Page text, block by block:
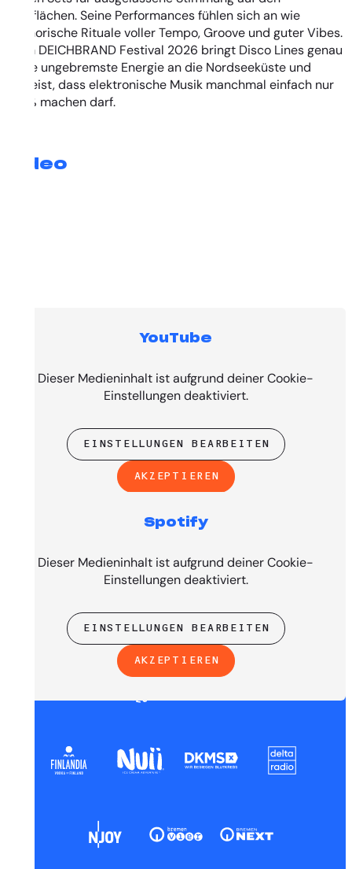
Tanzflächen. Seine Performances fühlen sich an wie
euphorische Rituale voller Tempo, Groove und guter Vibes.
Beim DEICHBRAND Festival 2026 bringt Disco Lines genau
diese ungebremste Energie an die Nordseeküste und
beweist, dass elektronische Musik manchmal einfach nur
Spaß machen darf.
Video
YouTube
Dieser Medieninhalt ist aufgrund deiner Cookie-
Einstellungen deaktiviert.
EINSTELLUNGEN BEARBEITEN
AKZEPTIEREN
Spotify
Dieser Medieninhalt ist aufgrund deiner Cookie-
Einstellungen deaktiviert.
EINSTELLUNGEN BEARBEITEN
AKZEPTIEREN